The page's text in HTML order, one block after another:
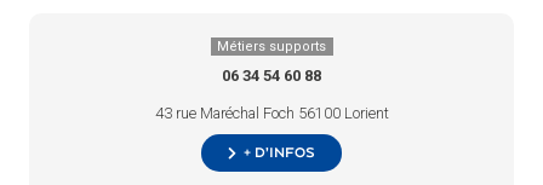
Métiers supports
06 34 54 60 88
43 rue Maréchal Foch 56100 Lorient
+ d’infos